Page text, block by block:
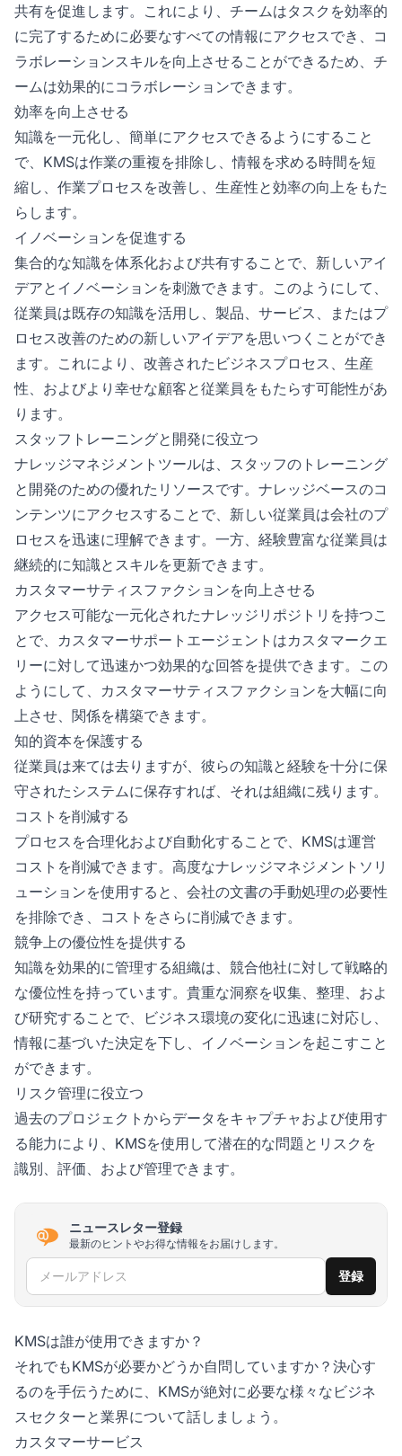
共有を促進します。これにより、チームはタスクを効率的
に完了するために必要なすべての情報にアクセスでき、コ
ラボレーションスキルを向上させることができるため、チ
ームは効果的にコラボレーションできます。
効率を向上させる
知識を一元化し、簡単にアクセスできるようにすること
で、KMSは作業の重複を排除し、情報を求める時間を短
縮し、作業プロセスを改善し、生産性と効率の向上をもた
らします。
イノベーションを促進する
集合的な知識を体系化および共有することで、新しいアイ
デアとイノベーションを刺激できます。このようにして、
従業員は既存の知識を活用し、製品、サービス、またはプ
ロセス改善のための新しいアイデアを思いつくことができ
ます。これにより、改善されたビジネスプロセス、生産
性、およびより幸せな顧客と従業員をもたらす可能性があ
ります。
スタッフトレーニングと開発に役立つ
ナレッジマネジメントツールは、スタッフのトレーニング
と開発のための優れたリソースです。ナレッジベースのコ
ンテンツにアクセスすることで、新しい従業員は会社のプ
ロセスを迅速に理解できます。一方、経験豊富な従業員は
継続的に知識とスキルを更新できます。
カスタマーサティスファクションを向上させる
アクセス可能な一元化されたナレッジリポジトリを持つこ
とで、カスタマーサポートエージェントはカスタマークエ
リーに対して迅速かつ効果的な回答を提供できます。この
ようにして、カスタマーサティスファクションを大幅に向
上させ、関係を構築できます。
知的資本を保護する
従業員は来ては去りますが、彼らの知識と経験を十分に保
守されたシステムに保存すれば、それは組織に残ります。
コストを削減する
プロセスを合理化および自動化することで、KMSは運営
コストを削減できます。高度なナレッジマネジメントソリ
ューションを使用すると、会社の文書の手動処理の必要性
を排除でき、コストをさらに削減できます。
競争上の優位性を提供する
知識を効果的に管理する組織は、競合他社に対して戦略的
な優位性を持っています。貴重な洞察を収集、整理、およ
び研究することで、ビジネス環境の変化に迅速に対応し、
情報に基づいた決定を下し、イノベーションを起こすこと
ができます。
リスク管理に役立つ
過去のプロジェクトからデータをキャプチャおよび使用す
る能力により、KMSを使用して潜在的な問題とリスクを
識別、評価、および管理できます。
ニュースレター登録
最新のヒントやお得な情報をお届けします。
メールアドレス 登録
KMSは誰が使用できますか？
それでもKMSが必要かどうか自問していますか？決心す
るのを手伝うために、KMSが絶対に必要な様々なビジネ
スセクターと業界について話しましょう。
カスタマーサービス